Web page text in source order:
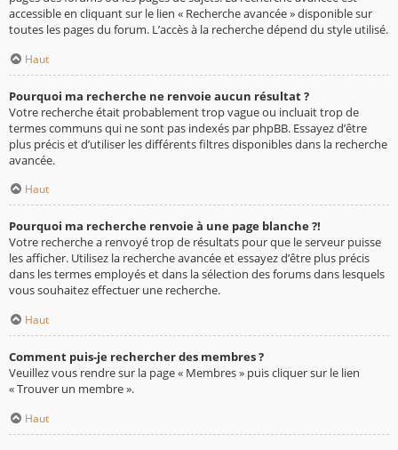
accessible en cliquant sur le lien « Recherche avancée » disponible sur
toutes les pages du forum. L’accès à la recherche dépend du style utilisé.
Haut
Pourquoi ma recherche ne renvoie aucun résultat ?
Votre recherche était probablement trop vague ou incluait trop de
termes communs qui ne sont pas indexés par phpBB. Essayez d’être
plus précis et d’utiliser les différents filtres disponibles dans la recherche
avancée.
Haut
Pourquoi ma recherche renvoie à une page blanche ?!
Votre recherche a renvoyé trop de résultats pour que le serveur puisse
les afficher. Utilisez la recherche avancée et essayez d’être plus précis
dans les termes employés et dans la sélection des forums dans lesquels
vous souhaitez effectuer une recherche.
Haut
Comment puis-je rechercher des membres ?
Veuillez vous rendre sur la page « Membres » puis cliquer sur le lien
« Trouver un membre ».
Haut